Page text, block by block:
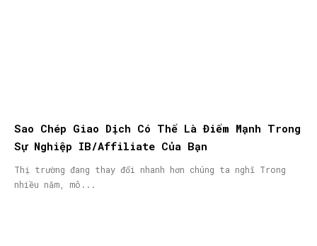
Sao Chép Giao Dịch Có Thể Là Điểm Mạnh Trong
Sự Nghiệp IB/Affiliate Của Bạn
Thị trường đang thay đổi nhanh hơn chúng ta nghĩ Trong
nhiều năm, mô...